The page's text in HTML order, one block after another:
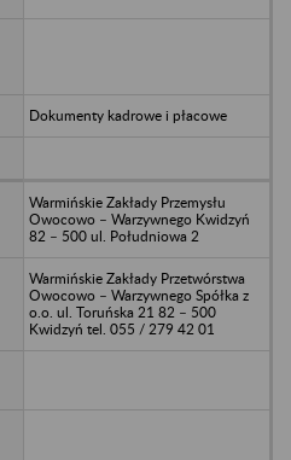
Dokumenty kadrowe i płacowe
Warmińskie Zakłady Przemysłu
Owocowo – Warzywnego Kwidzyń
82 – 500 ul. Południowa 2
Warmińskie Zakłady Przetwórstwa
Owocowo – Warzywnego Spółka z
o.o. ul. Toruńska 21 82 – 500
Kwidzyń tel. 055 / 279 42 01